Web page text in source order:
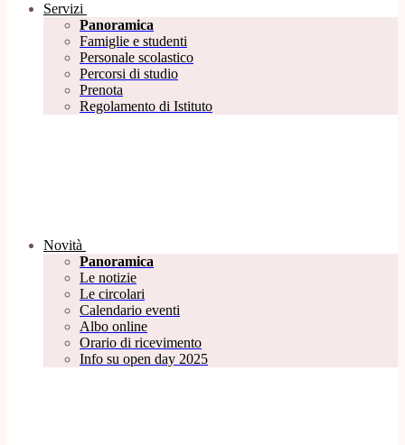
Servizi
Panoramica
Famiglie e studenti
Personale scolastico
Percorsi di studio
Prenota
Regolamento di Istituto
Novità
Panoramica
Le notizie
Le circolari
Calendario eventi
Albo online
Orario di ricevimento
Info su open day 2025